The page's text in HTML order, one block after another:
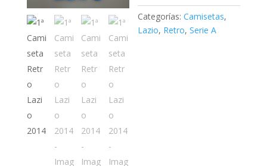
Categorías:Camisetas,
Lazio, Retro,Serie A